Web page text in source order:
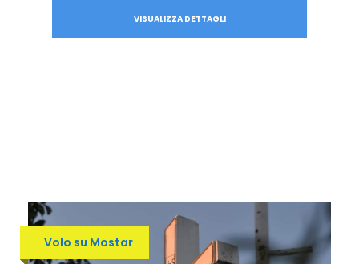
VISUALIZZA DETTAGLI
Volo su Mostar